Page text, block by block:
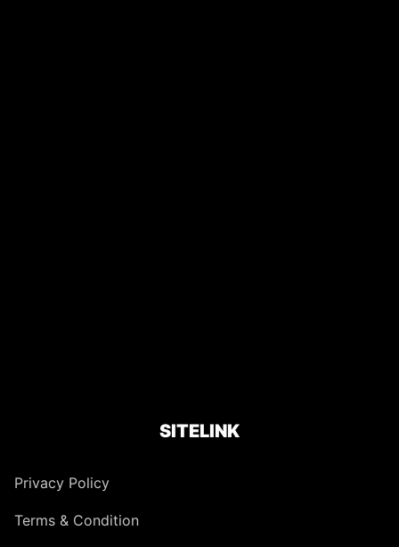
SITELINK
Privacy Policy
Terms & Condition